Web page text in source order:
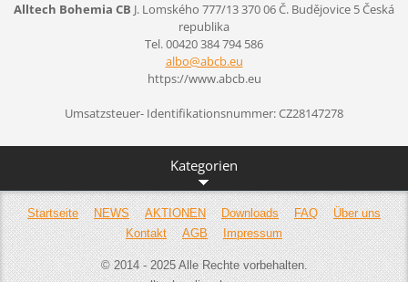
Alltech Bohemia CB J. Lomského 777/13370 06 Č. Budějovice 5Česká
republika
Tel. 00420 384 794 586
albo@abcb.eu
https://www.abcb.eu
Umsatzsteuer- Identifikationsnummer: CZ28147278
Kategorien
Startseite NEWS AKTIONEN Downloads FAQ
Über uns
Kontakt
AGB Impressum
© 2014 - 2025 Alle Rechte vorbehalten.